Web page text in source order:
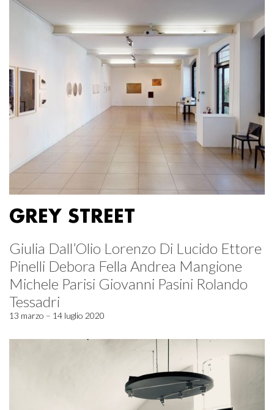
GREY STREET
Giulia Dall’Olio Lorenzo Di Lucido Ettore
Pinelli Debora Fella Andrea Mangione
Michele Parisi Giovanni Pasini Rolando
Tessadri
13 marzo – 14 luglio 2020